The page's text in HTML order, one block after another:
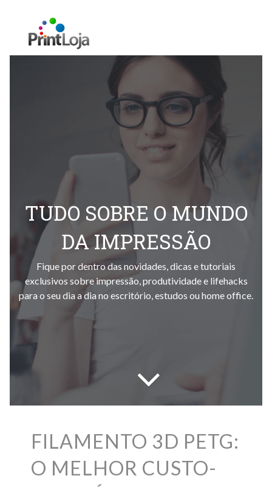
TUDO SOBRE O MUNDO
DA IMPRESSÃO
Fique por dentro das novidades, dicas e tutoriais
exclusivos sobre impressão, produtividade e lifehacks
para o seu dia a dia no escritório, estudos ou home office.
FILAMENTO 3D PETG:
O MELHOR CUSTO-